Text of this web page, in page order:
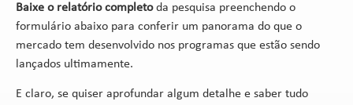
Baixe o relatório completoda pesquisa preenchendo o
formulário abaixo para conferir um panorama do que o
mercado tem desenvolvido nos programas que estão sendo
lançados ultimamente.
E claro, se quiser aprofundar algum detalhe e saber tudo